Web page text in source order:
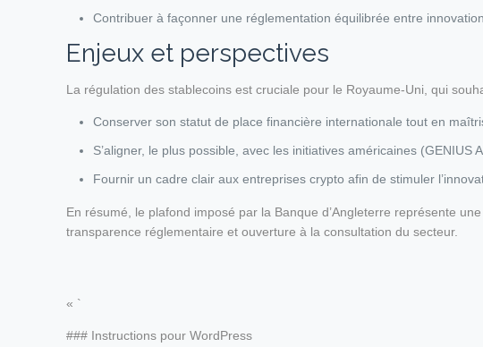
Contribuer à façonner une réglementation équilibrée entre
Enjeux et perspectives
La régulation des stablecoins est cruciale pour le Royaume‑Uni, qui
Conserver son statut de place financière internationale tout en
S’aligner, le plus possible, avec les initiatives américaines (GENIUS
Fournir un cadre clair aux entreprises crypto afin de stimuler
En résumé, le plafond imposé par la Banque d’Angleterre représente
transparence réglementaire et ouverture à la consultation du secteur.
« `
### Instructions pour WordPress